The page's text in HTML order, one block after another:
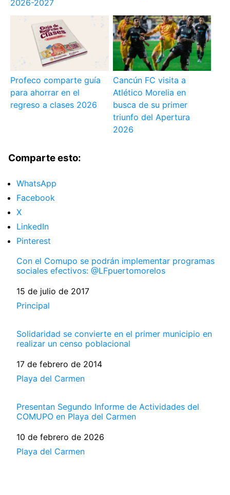
2026-2027
Profeco comparte guía
para ahorrar en el
regreso a clases 2026
Cancún FC visita a
Atlético Morelia en
busca de su primer
triunfo del Apertura
2026
Comparte esto:
WhatsApp
Facebook
X
LinkedIn
Pinterest
Con el Comupo se podrán implementar programas
sociales efectivos: @LFpuertomorelos
Fecha
15 de julio de 2017
Respecto a
Principal
Solidaridad se convierte en el primer municipio en
realizar un censo poblacional
Fecha
17 de febrero de 2014
Respecto a
Playa del Carmen
Presentan Segundo Informe de Actividades del
COMUPO en Playa del Carmen
Fecha
10 de febrero de 2026
Respecto a
Playa del Carmen